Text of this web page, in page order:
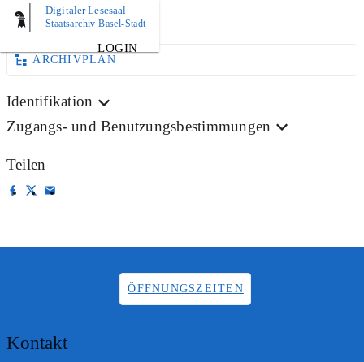
Digitaler Lesesaal
Staatsarchiv Basel-Stadt
LOGIN
AKTE
ARCHIVPLAN
Identifikation
Zugangs- und Benutzungsbestimmungen
Teilen
ÖFFNUNGSZEITEN
Kontakt